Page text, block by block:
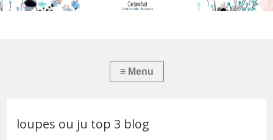
loupes ou ju top 3 blog